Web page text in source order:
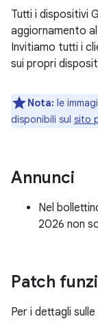
Tutti i dispositivi
aggiornamento
Invitiamo tutti i
sui propri
Nota: le
disponibili sul sito
Annunci
Nel
2026 non
Patch
Per i dettagli